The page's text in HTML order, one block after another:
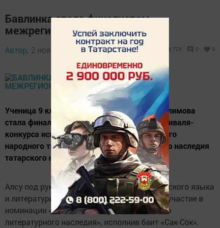
Бавлинка стала финалистом
межрегионального конкурса
Автор, 2 ноября 2016 - 10:58 725 0 0
Ученица 9 класса гимназии №4 Алсу Миргалимова
стала финалистом Межрегионального фестиваля-
конкурса исполнителей произведений устного
народного творчества и образцов духовного наследия
татарского народа.
Алсу под руководствам учительницы татарского языка
и литературы Ларисы Шафиковой приняла участие в
номинации «Исполнение образцов книжного
литературного наследия», исполнив баит «Сак-Сок».